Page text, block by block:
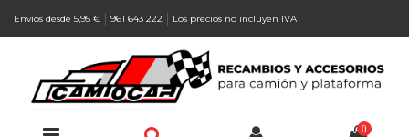
Envíos desde 5,95 € 961 643 222 Los precios no incluyen IVA
0